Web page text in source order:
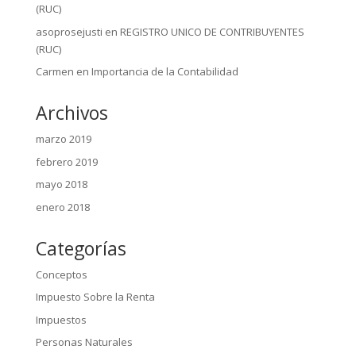
(RUC)
asoprosejusti en REGISTRO UNICO DE CONTRIBUYENTES
(RUC)
Carmen en Importancia de la Contabilidad
Archivos
marzo 2019
febrero 2019
mayo 2018
enero 2018
Categorías
Conceptos
Impuesto Sobre la Renta
Impuestos
Personas Naturales